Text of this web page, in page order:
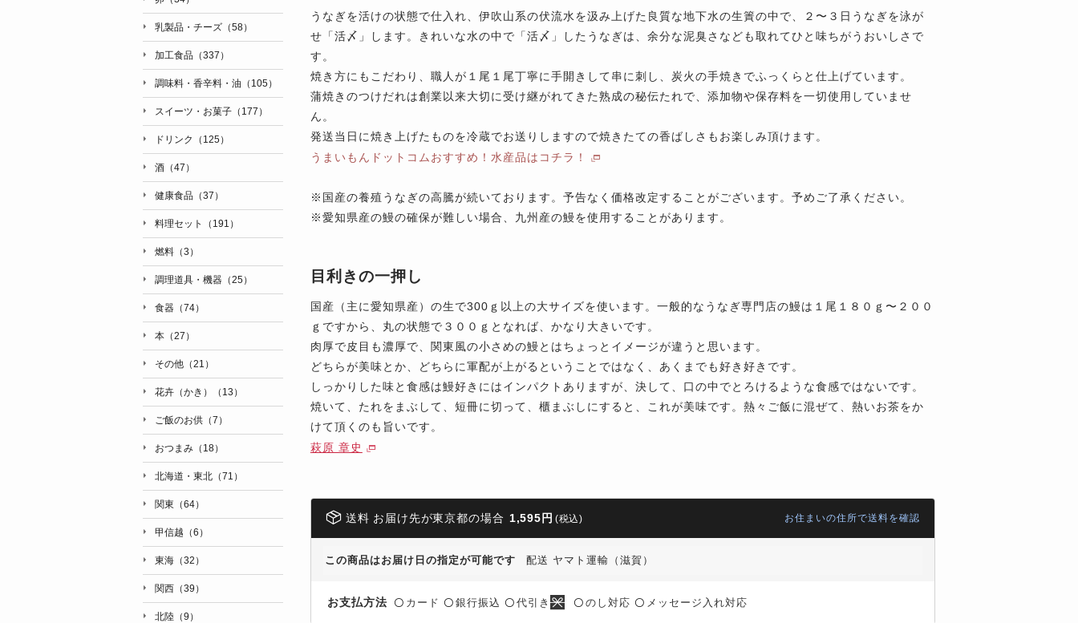
うなぎを活けの状態で仕入れ、伊吹山系の伏流水を汲み上げた良質な地下水の生簀の中で、２〜３日うなぎを泳が
せ「活〆」します。きれいな水の中で「活〆」したうなぎは、余分な泥臭さなども取れてひと味ちがうおいしさで
す。
焼き方にもこだわり、職人が１尾１尾丁寧に手開きして串に刺し、炭火の手焼きでふっくらと仕上げています。
蒲焼きのつけだれは創業以来大切に受け継がれてきた熟成の秘伝たれで、添加物や保存料を一切使用していませ
ん。
発送当日に焼き上げたものを冷蔵でお送りしますので焼きたての香ばしさもお楽しみ頂けます。
うまいもんドットコムおすすめ！水産品はコチラ！
※ 国産の養殖うなぎの高騰が続いております。予告なく価格改定することがございます。予めご了承ください。
※愛知県産の鰻の確保が難しい場合、九州産の鰻を使用することがあります。
目利きの一押し
国産（主に愛知県産）の生で300ｇ以上の大サイズを使います。一般的なうなぎ専門店の鰻は１尾１８０ｇ〜２００
ｇですから、丸の状態で３００ｇとなれば、かなり大きいです。
肉厚で皮目も濃厚で、関東風の小さめの鰻とはちょっとイメージが違うと思います。
どちらが美味とか、どちらに軍配が上がるということではなく、あくまでも好き好きです。
しっかりした味と食感は鰻好きにはインパクトありますが、決して、口の中でとろけるような食感ではないです。
焼いて、たれをまぶして、短冊に切って、櫃まぶしにすると、これが美味です。熱々ご飯に混ぜて、熱いお茶をか
けて頂くのも旨いです。
萩原 章史
送料 お届け先が東京都の場合 1,595円 (税込) お住まいの住所で送料を確認
この商品はお届け日の指定が可能です 配送 ヤマト運輸（滋賀）
お支払方法 〇 カード 〇 銀行振込 〇 代引き 〇 のし対応 〇 メッセージ入れ対応
乳製品・チーズ（58）
加工食品（337）
調味料・香辛料・油（105）
スイーツ・お菓子（177）
ドリンク（125）
酒（47）
健康食品（37）
料理セット（191）
燃料（3）
調理道具・機器（25）
食器（74）
本（27）
その他（21）
花卉（かき）（13）
ご飯のお供（7）
おつまみ（18）
北海道・東北（71）
関東（64）
甲信越（6）
東海（32）
関西（39）
北陸（9）